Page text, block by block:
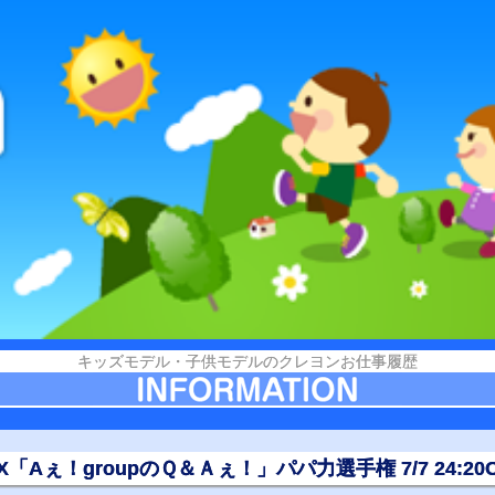
キッズモデル・子供モデルのクレヨンお仕事履歴
「Aぇ！groupのＱ＆Ａぇ！」パパ力選手権 7/7